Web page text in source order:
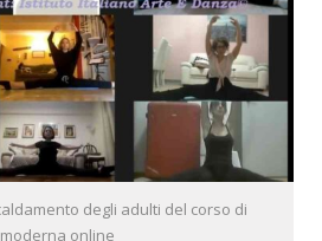
degli adulti del corso di
moderna online